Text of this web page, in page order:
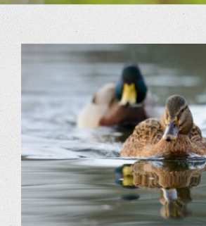
grösseres